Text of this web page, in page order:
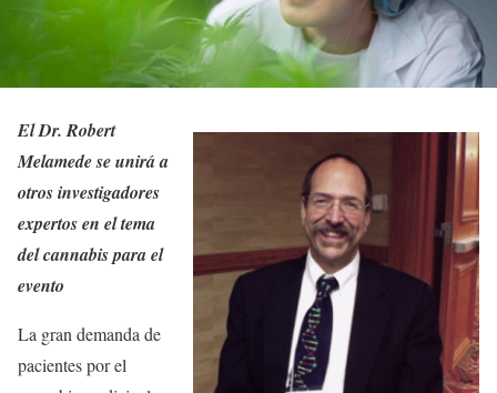
El Dr. Robert
Melamede se unirá a
otros investigadores
expertos en el tema
del cannabis para el
evento
La gran demanda de
pacientes por el